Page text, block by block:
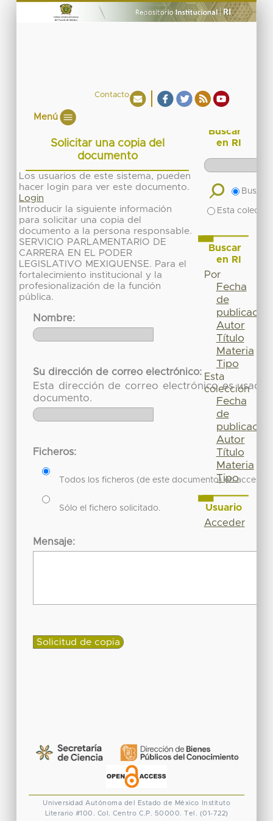
Contacto
Menú
Solicitar una copia del
documento
Los usuarios de este sistema, pueden
hacer login para ver este documento.
Login
Introducir la siguiente información
para solicitar una copia del
documento a la persona responsable.
SERVICIO PARLAMENTARIO DE
CARRERA EN EL PODER
LEGISLATIVO MEXIQUENSE. Para el
fortalecimiento institucional y la
profesionalización de la función
pública.
Nombre:
Su dirección de correo electrónico:
Esta dirección de correo electrónico es usada
documento.
Ficheros:
Todos los ficheros (de este documento) en acceso
Sólo el fichero solicitado.
Mensaje:
Buscar
en RI
Buscar
Esta
Buscar
en RI
Por
Fecha
de
publicación
Autor
Título
Materia
Tipo
Esta
colección
Fecha
de
publicación
Autor
Título
Materia
Tipo
Usuario
Acceder
Universidad Autónoma del Estado de México
Instituto
Literario #100. Col. Centro C.P. 50000. Tel. (01-722)